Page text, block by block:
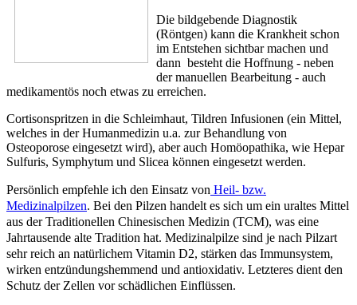
Die bildgebende Diagnostik
(Röntgen) kann die Krankheit schon
im Entstehen sichtbar machen und
dann besteht die Hoffnung - neben
der manuellen Bearbeitung - auch
medikamentös noch etwas zu erreichen.
Cortisonspritzen in die Schleimhaut, Tildren Infusionen (ein Mittel,
welches in der Humanmedizin u.a. zur Behandlung von
Osteoporose eingesetzt wird), aber auch Homöopathika, wie Hepar
Sulfuris, Symphytum und Slicea können eingesetzt werden.
Persönlich empfehle ich den Einsatz von Heil- bzw.
Medizinalpilzen. Bei den Pilzen handelt es sich um ein uraltes Mittel
aus der Traditionellen Chinesischen Medizin (TCM), was eine
Jahrtausende alte Tradition hat. Medizinalpilze sind je nach Pilzart
sehr reich an natürlichem Vitamin D2, stärken das Immunsystem,
wirken entzündungshemmend und antioxidativ. Letzteres dient den
Schutz der Zellen vor schädlichen Einflüssen.